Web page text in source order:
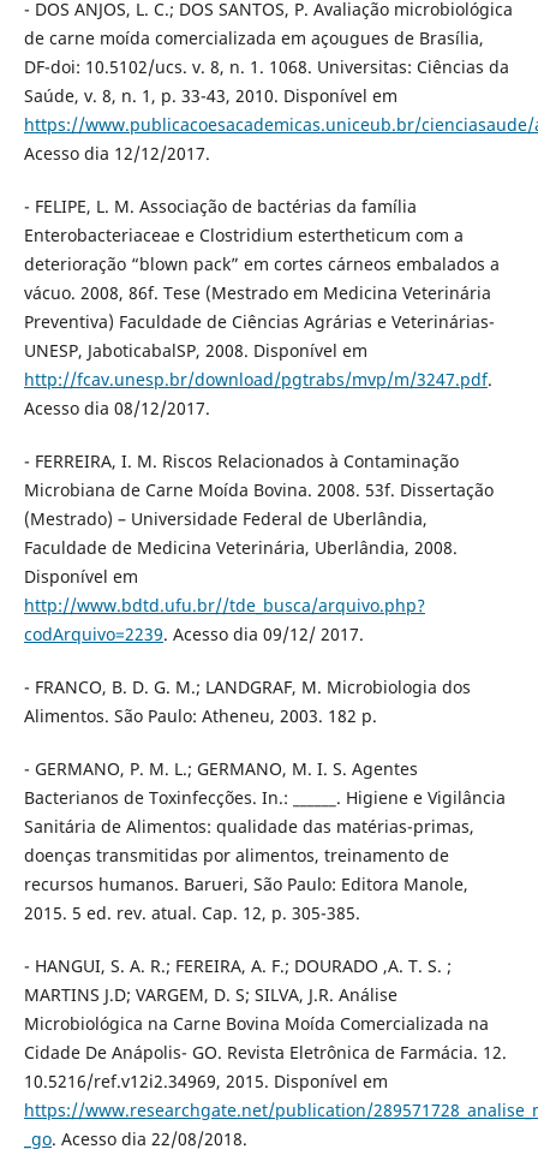
- DOS ANJOS, L. C.; DOS SANTOS, P. Avaliação microbiológica
de carne moída comercializada em açougues de Brasília,
DF-doi: 10.5102/ucs. v. 8, n. 1. 1068. Universitas: Ciências da
Saúde, v. 8, n. 1, p. 33-43, 2010. Disponível em
https://www.publicacoesacademicas.uniceub.br/
Acesso dia 12/12/2017.
- FELIPE, L. M. Associação de bactérias da família
Enterobacteriaceae e Clostridium estertheticum com a
deterioração “blown pack” em cortes cárneos embalados a
vácuo. 2008, 86f. Tese (Mestrado em Medicina Veterinária
Preventiva) Faculdade de Ciências Agrárias e Veterinárias-
UNESP, JaboticabalSP, 2008. Disponível em
http://fcav.unesp.br/download/pgtrabs/mvp/m/3247.pdf.
Acesso dia 08/12/2017.
- FERREIRA, I. M. Riscos Relacionados à Contaminação
Microbiana de Carne Moída Bovina. 2008. 53f. Dissertação
(Mestrado) – Universidade Federal de Uberlândia,
Faculdade de Medicina Veterinária, Uberlândia, 2008.
Disponível em
http://www.bdtd.ufu.br//tde_busca/arquivo.php?
codArquivo=2239. Acesso dia 09/12/ 2017.
- FRANCO, B. D. G. M.; LANDGRAF, M. Microbiologia dos
Alimentos. São Paulo: Atheneu, 2003. 182 p.
- GERMANO, P. M. L.; GERMANO, M. I. S. Agentes
Bacterianos de Toxinfecções. In.: ______. Higiene e Vigilância
Sanitária de Alimentos: qualidade das matérias-primas,
doenças transmitidas por alimentos, treinamento de
recursos humanos. Barueri, São Paulo: Editora Manole,
2015. 5 ed. rev. atual. Cap. 12, p. 305-385.
- HANGUI, S. A. R.; FEREIRA, A. F.; DOURADO ,A. T. S. ;
MARTINS J.D; VARGEM, D. S; SILVA, J.R. Análise
Microbiológica na Carne Bovina Moída Comercializada na
Cidade De Anápolis- GO. Revista Eletrônica de Farmácia. 12.
10.5216/ref.v12i2.34969, 2015. Disponível em
https://www.researchgate.net/publication/
_go. Acesso dia 22/08/2018.